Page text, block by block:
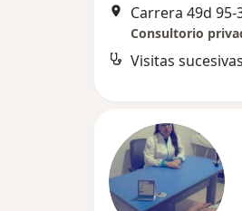
Consultorio